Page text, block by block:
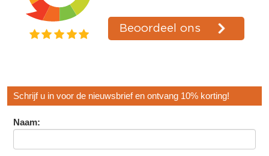
Schrijf u in voor de nieuwsbrief en ontvang 10% korting!
Naam: